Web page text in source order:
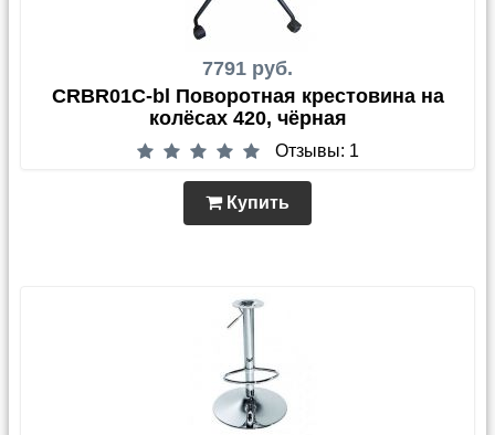
7791 руб.
CRBR01C-bl Поворотная крестовина на
колёсах 420, чёрная
Отзывы: 1
Купить